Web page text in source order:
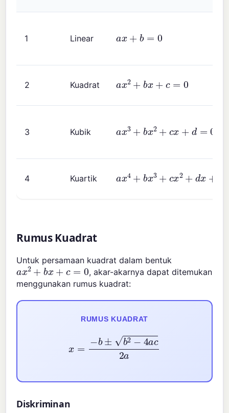
1 Linear ax + b=
2 Kuadrat x2 + b c
3 Kubik 3 + b 2 + d =0
4 Kuartik x4 + b 3 + 2 + x e
Rumus Kuadrat
Untuk persamaan kuadrat dalam bentuk
ax2+ bx+c=0
, akar-akarnya dapat ditemukan
menggunakan rumus kuadrat:
RUMUS KUADRAT
b± b −4ac2a
Diskriminan